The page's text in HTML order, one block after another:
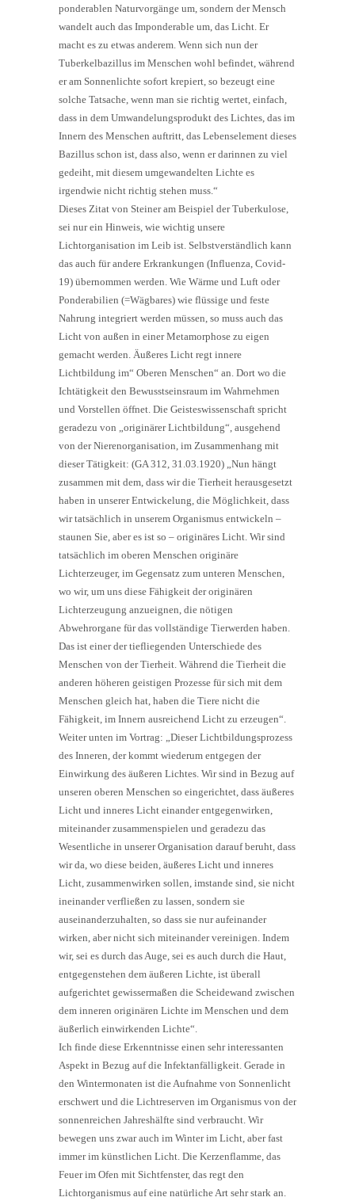
ponderablen Naturvorgänge um, sondern der Mensch
wandelt auch das Imponderable um, das Licht. Er
macht es zu etwas anderem. Wenn sich nun der
Tuberkelbazillus im Menschen wohl befindet, während
er am Sonnenlichte sofort krepiert, so bezeugt eine
solche Tatsache, wenn man sie richtig wertet, einfach,
dass in dem Umwandelungsprodukt des Lichtes, das im
Innern des Menschen auftritt, das Lebenselement dieses
Bazillus schon ist, dass also, wenn er darinnen zu viel
gedeiht, mit diesem umgewandelten Lichte es
irgendwie nicht richtig stehen muss.“
Dieses Zitat von Steiner am Beispiel der Tuberkulose,
sei nur ein Hinweis, wie wichtig unsere
Lichtorganisation im Leib ist. Selbstverständlich kann
das auch für andere Erkrankungen (Influenza, Covid-
19) übernommen werden. Wie Wärme und Luft oder
Ponderabilien (=Wägbares) wie flüssige und feste
Nahrung integriert werden müssen, so muss auch das
Licht von außen in einer Metamorphose zu eigen
gemacht werden. Äußeres Licht regt innere
Lichtbildung im“ Oberen Menschen“ an. Dort wo die
Ichtätigkeit den Bewusstseinsraum im Wahrnehmen
und Vorstellen öffnet. Die Geisteswissenschaft spricht
geradezu von „originärer Lichtbildung“, ausgehend
von der Nierenorganisation, im Zusammenhang mit
dieser Tätigkeit: (GA 312, 31.03.1920) „Nun hängt
zusammen mit dem, dass wir die Tierheit herausgesetzt
haben in unserer Entwickelung, die Möglichkeit, dass
wir tatsächlich in unserem Organismus entwickeln –
staunen Sie, aber es ist so – originäres Licht. Wir sind
tatsächlich im oberen Menschen originäre
Lichterzeuger, im Gegensatz zum unteren Menschen,
wo wir, um uns diese Fähigkeit der originären
Lichterzeugung anzueignen, die nötigen
Abwehrorgane für das vollständige Tierwerden haben.
Das ist einer der tiefliegenden Unterschiede des
Menschen von der Tierheit. Während die Tierheit die
anderen höheren geistigen Prozesse für sich mit dem
Menschen gleich hat, haben die Tiere nicht die
Fähigkeit, im Innern ausreichend Licht zu erzeugen“.
Weiter unten im Vortrag: „Dieser Lichtbildungsprozess
des Inneren, der kommt wiederum entgegen der
Einwirkung des äußeren Lichtes. Wir sind in Bezug auf
unseren oberen Menschen so eingerichtet, dass äußeres
Licht und inneres Licht einander entgegenwirken,
miteinander zusammenspielen und geradezu das
Wesentliche in unserer Organisation darauf beruht, dass
wir da, wo diese beiden, äußeres Licht und inneres
Licht, zusammenwirken sollen, imstande sind, sie nicht
ineinander verfließen zu lassen, sondern sie
auseinanderzuhalten, so dass sie nur aufeinander
wirken, aber nicht sich miteinander vereinigen. Indem
wir, sei es durch das Auge, sei es auch durch die Haut,
entgegenstehen dem äußeren Lichte, ist überall
aufgerichtet gewissermaßen die Scheidewand zwischen
dem inneren originären Lichte im Menschen und dem
äußerlich einwirkenden Lichte“.
Ich finde diese Erkenntnisse einen sehr interessanten
Aspekt in Bezug auf die Infektanfälligkeit. Gerade in
den Wintermonaten ist die Aufnahme von Sonnenlicht
erschwert und die Lichtreserven im Organismus von der
sonnenreichen Jahreshälfte sind verbraucht. Wir
bewegen uns zwar auch im Winter im Licht, aber fast
immer im künstlichen Licht. Die Kerzenflamme, das
Feuer im Ofen mit Sichtfenster, das regt den
Lichtorganismus auf eine natürliche Art sehr stark an.